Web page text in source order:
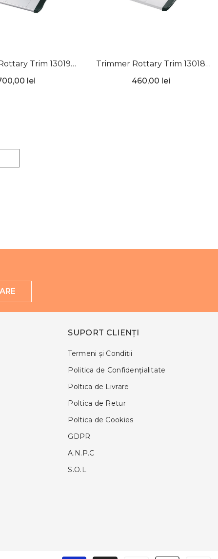
Trim 13019
coli, KW-Trio
lei
Trimmer Rottary Trim 13018
A4+, 15 coli, KW-Trio
460,00 lei
SUPORT CLIENȚI
Termeni și Condiții
Politica de Confidențialitate
Poltica de Livrare
Poltica de Retur
Poltica de Cookies
GDPR
A.N.P.C
S.O.L